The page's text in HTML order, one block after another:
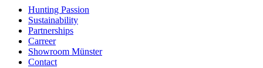
Hunting Passion
Sustainability
Partnerships
Carreer
Showroom Münster
Contact